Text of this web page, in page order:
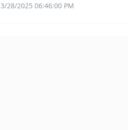
3/28/2025 06:46:00 PM